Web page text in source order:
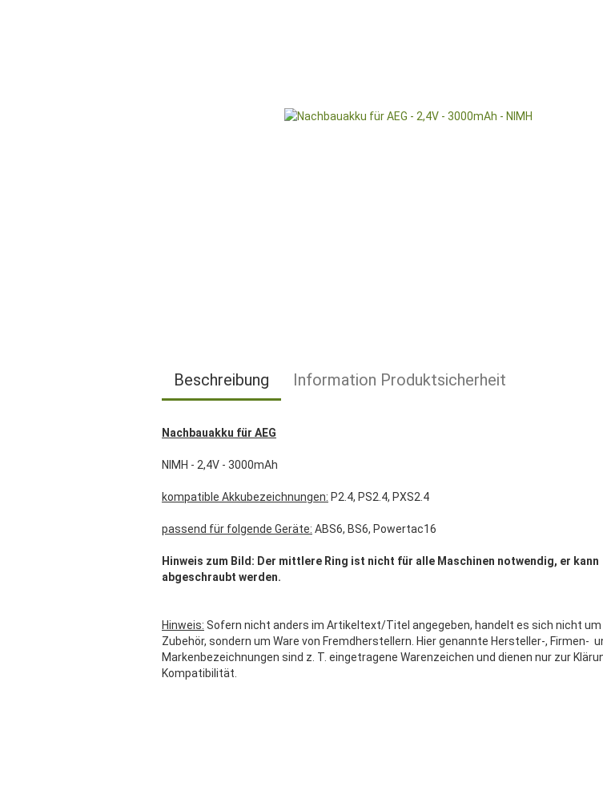
Beschreibung Information Produktsicherheit
Nachbauakku für AEG
NIMH - 2,4V - 3000mAh
kompatible Akkubezeichnungen: P2.4, PS2.4, PXS2.4
passend für folgende Geräte: ABS6, BS6, Powertac16
Hinweis zum Bild: Der mittlere Ring ist nicht für alle Maschinen notwendig, er kann
abgeschraubt werden.
Hinweis: Sofern nicht anders im Artikeltext/Titel angegeben, handelt es sich nicht um
Zubehör, sondern um Ware von Fremdherstellern. Hier genannte Hersteller-, Firmen-
Markenbezeichnungen sind z. T. eingetragene Warenzeichen und dienen nur zur
Kompatibilität.